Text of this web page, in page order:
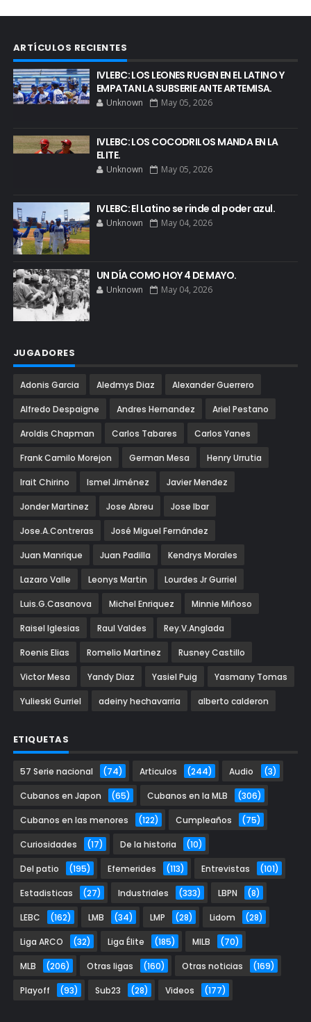
ARTÍCULOS RECIENTES
IVLEBC: LOS LEONES RUGEN EN EL LATINO Y
EMPATAN LA SUBSERIE ANTE ARTEMISA.
Unknown May 05, 2026
IVLEBC: LOS COCODRILOS MANDA EN LA
ELITE.
Unknown May 05, 2026
IVLEBC: El Latino se rinde al poder azul.
Unknown May 04, 2026
UN DÍA COMO HOY 4 DE MAYO.
Unknown May 04, 2026
JUGADORES
Adonis Garcia Aledmys Diaz Alexander Guerrero
Alfredo Despaigne Andres Hernandez Ariel Pestano
Aroldis Chapman Carlos Tabares Carlos Yanes
Frank Camilo Morejon German Mesa Henry Urrutia
Irait Chirino Ismel Jiménez Javier Mendez
Jonder Martinez Jose Abreu Jose Ibar
Jose.A.Contreras José Miguel Fernández
Juan Manrique Juan Padilla Kendrys Morales
Lazaro Valle Leonys Martin Lourdes Jr Gurriel
Luis.G.Casanova Michel Enriquez Minnie Miñoso
Raisel Iglesias Raul Valdes Rey.V.Anglada
Roenis Elias Romelio Martinez Rusney Castillo
Victor Mesa Yandy Diaz Yasiel Puig Yasmany Tomas
Yulieski Gurriel adeiny hechavarria alberto calderon
ETIQUETAS
57 Serie nacional (74) Articulos (244) Audio (3)
Cubanos en Japon (65) Cubanos en la MLB (306)
Cubanos en las menores (122) Cumpleaños (75)
Curiosidades (17) De la historia (10)
Del patio (195) Efemerides (113) Entrevistas (101)
Estadisticas (27) Industriales (333) LBPN (8)
LEBC (162) LMB (34) LMP (28) Lidom (28)
Liga ARCO (32) Liga Élite (185) MILB (70)
MLB (206) Otras ligas (160) Otras noticias (169)
Playoff (93) Sub23 (28) Videos (177)